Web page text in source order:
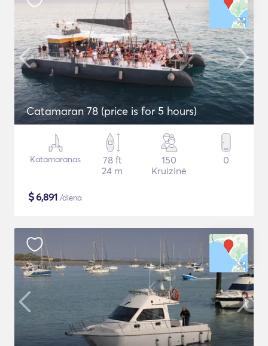
Catamaran 78 (price is for 5 hours)
Katamaranas
78 ft
24 m
150
Kruizinė
0
$6,891 /diena